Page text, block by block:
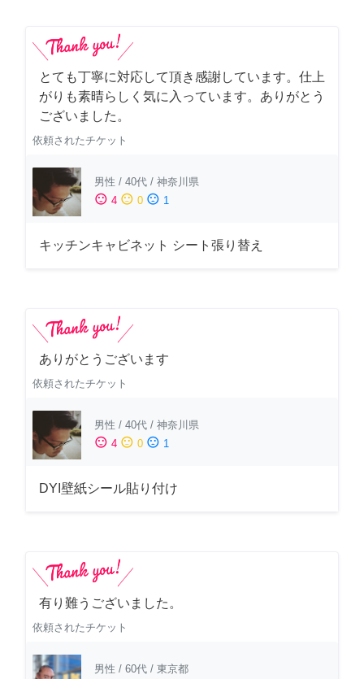
とても丁寧に対応して頂き感謝しています。仕上
がりも素晴らしく気に入っています。ありがとう
ございました。
依頼されたチケット
男性 / 40代 / 神奈川県
sentiment_satisfied 4 sentiment_neutral 0 sentiment_dissatisfied 1
キッチンキャビネット シート張り替え
ありがとうございます
依頼されたチケット
男性 / 40代 / 神奈川県
sentiment_satisfied 4 sentiment_neutral 0 sentiment_dissatisfied 1
DYI壁紙シール貼り付け
有り難うございました。
依頼されたチケット
男性 / 60代 / 東京都